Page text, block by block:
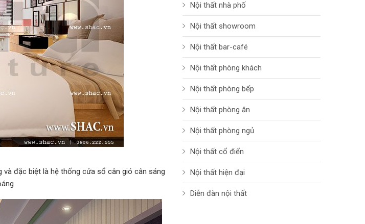
và đặc biệt là hệ thống cửa sổ cân gió cân sáng
Nội thất nhà phố
Nội thất showroom
Nội thất bar-café
Nội thất phòng khách
Nội thất phòng bếp
Nội thất phòng ăn
Nội thất phòng ngủ
Nội thất cổ điển
Nội thất hiện đại
Diễn đàn nội thất